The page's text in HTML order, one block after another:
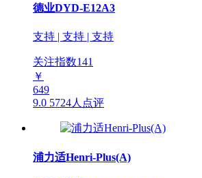
德业DYD-E12A3
支持 | 支持 | 支持
关注指数141
￥
649
9.0 5724人点评
浦力适Henri-Plus(A)